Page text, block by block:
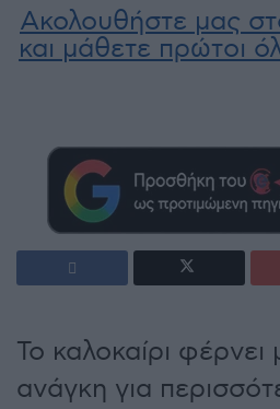
Ακολουθήστε μας
και μάθετε πρώτοι
Το καλοκαίρι φέρνει
ανάγκη για